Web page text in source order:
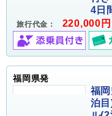
4日
旅行代金： 220,000
福岡県発
福
泊